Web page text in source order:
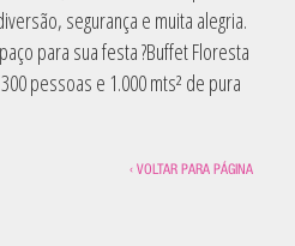
segurança e muita alegria.
para sua festa ?Buffet Floresta
pessoas e 1.000 mts² de pura
‹ VOLTAR PARA PÁGINA